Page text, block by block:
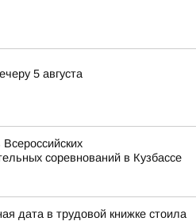
5 августа
соревнований в Кузбассе
дата в трудовой книжке стоила